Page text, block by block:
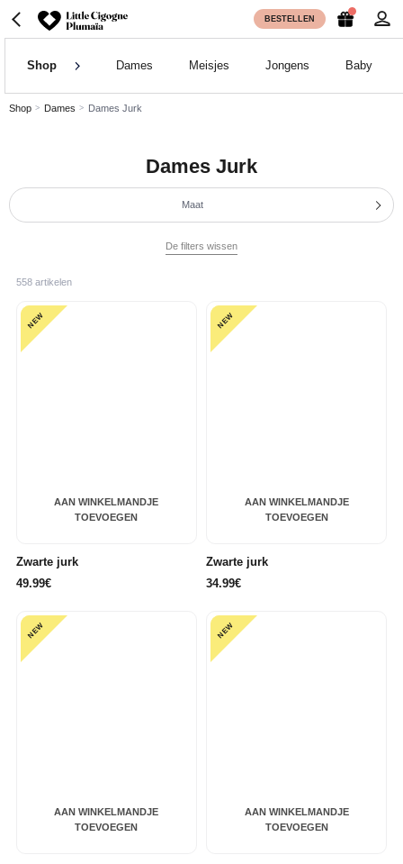
BESTELLEN
Shop Dames Meisjes Jongens Baby
Shop Dames Dames Jurk
Dames Jurk
Maat
De filters wissen
558 artikelen
AAN WINKELMANDJE
TOEVOEGEN
NEW
Zwarte jurk
49.99€
AAN WINKELMANDJE
TOEVOEGEN
NEW
Zwarte jurk
34.99€
AAN WINKELMANDJE
TOEVOEGEN
NEW
AAN WINKELMANDJE
TOEVOEGEN
NEW